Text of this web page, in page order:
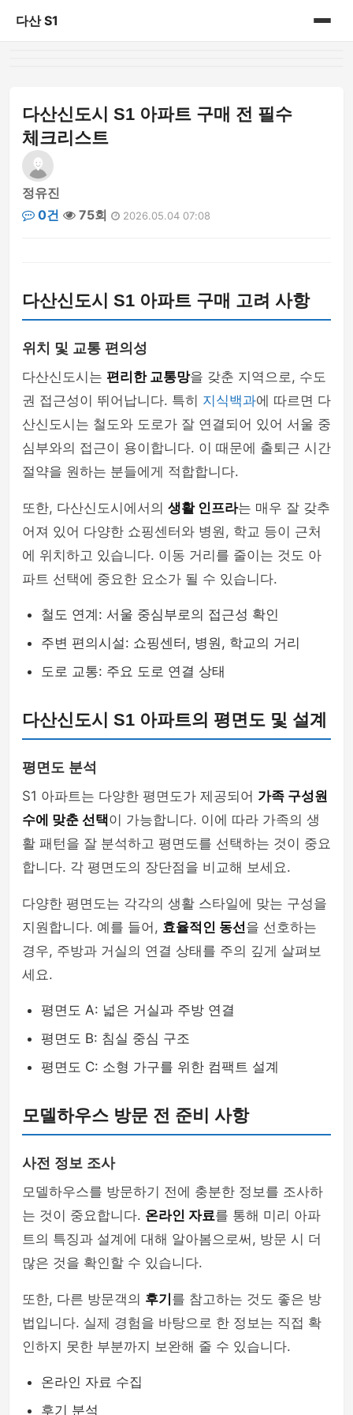
다산 S1
다산신도시 S1 아파트 구매 전 필수
체크리스트
정유진
0건
75회 2026.05.04 07:08
다산신도시 S1 아파트 구매 고려 사항
위치 및 교통 편의성
다산신도시는 편리한 교통망을 갖춘 지역으로, 수도
권 접근성이 뛰어납니다. 특히 지식백과에 따르면 다
산신도시는 철도와 도로가 잘 연결되어 있어 서울 중
심부와의 접근이 용이합니다. 이 때문에 출퇴근 시간
절약을 원하는 분들에게 적합합니다.
또한, 다산신도시에서의 생활 인프라는 매우 잘 갖추
어져 있어 다양한 쇼핑센터와 병원, 학교 등이 근처
에 위치하고 있습니다. 이동 거리를 줄이는 것도 아
파트 선택에 중요한 요소가 될 수 있습니다.
철도 연계: 서울 중심부로의 접근성 확인
주변 편의시설: 쇼핑센터, 병원, 학교의 거리
도로 교통: 주요 도로 연결 상태
다산신도시 S1 아파트의 평면도 및 설계
평면도 분석
S1 아파트는 다양한 평면도가 제공되어 가족 구성원
수에 맞춘 선택이 가능합니다. 이에 따라 가족의 생
활 패턴을 잘 분석하고 평면도를 선택하는 것이 중요
합니다. 각 평면도의 장단점을 비교해 보세요.
다양한 평면도는 각각의 생활 스타일에 맞는 구성을
지원합니다. 예를 들어, 효율적인 동선을 선호하는
경우, 주방과 거실의 연결 상태를 주의 깊게 살펴보
세요.
평면도 A: 넓은 거실과 주방 연결
평면도 B: 침실 중심 구조
평면도 C: 소형 가구를 위한 컴팩트 설계
모델하우스 방문 전 준비 사항
사전 정보 조사
모델하우스를 방문하기 전에 충분한 정보를 조사하
는 것이 중요합니다. 온라인 자료를 통해 미리 아파
트의 특징과 설계에 대해 알아봄으로써, 방문 시 더
많은 것을 확인할 수 있습니다.
또한, 다른 방문객의 후기 를 참고하는 것도 좋은 방
법입니다. 실제 경험을 바탕으로 한 정보는 직접 확
인하지 못한 부분까지 보완해 줄 수 있습니다.
온라인 자료 수집
후기 분석